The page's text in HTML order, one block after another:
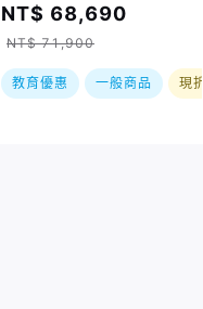
GPU/24GB/1TB) / 兩色
(售價已折)｜預購，到貨後
依訂單順序出貨
NT$ 68,690
NT$ 71,900
教育優惠 一般商品 現折